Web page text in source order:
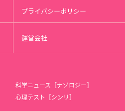
プライバシーポリシー
運営会社
科学ニュース［ナゾロジー］
心理テスト［シンリ］